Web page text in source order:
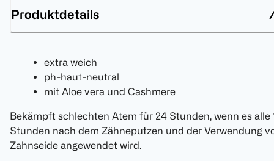
Produktdetails
extra weich
ph-haut-neutral
mit Aloe vera und Cashmere
Bekämpft schlechten Atem für 24 Stunden, wenn es alle
Stunden nach dem Zähneputzen und der Verwendung
Zahnseide angewendet wird.